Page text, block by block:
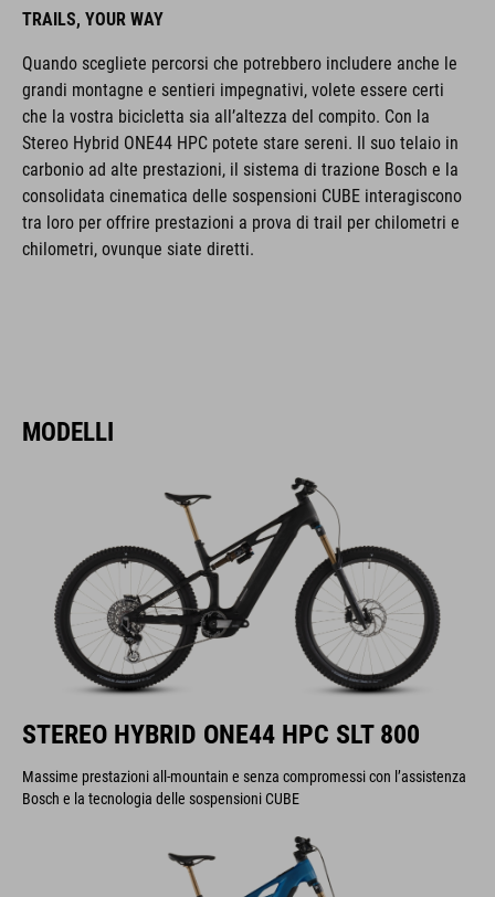
TRAILS, YOUR WAY
Quando scegliete percorsi che potrebbero includere anche le
grandi montagne e sentieri impegnativi, volete essere certi
che la vostra bicicletta sia all’altezza del compito. Con la
Stereo Hybrid ONE44 HPC potete stare sereni. Il suo telaio in
carbonio ad alte prestazioni, il sistema di trazione Bosch e la
consolidata cinematica delle sospensioni CUBE interagiscono
tra loro per offrire prestazioni a prova di trail per chilometri e
chilometri, ovunque siate diretti.
MODELLI
STEREO HYBRID ONE44 HPC SLT 800
Massime prestazioni all-mountain e senza compromessi con l’assistenza
Bosch e la tecnologia delle sospensioni CUBE